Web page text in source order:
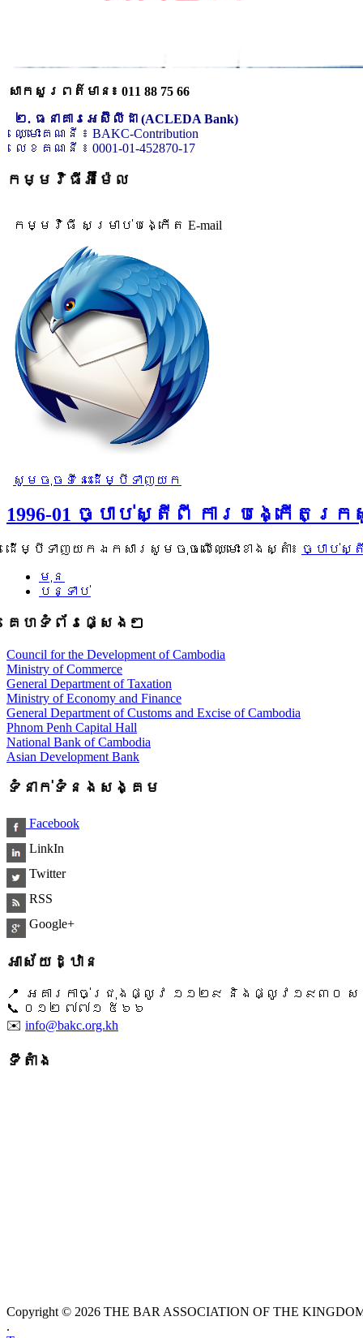
សាកសួរពត៌មាន៖ 011 88 75 66
២. ធនាគារអេស៊ីលីដា (ACLEDA Bank)
ឈ្មោះគណនី ៖ BAKC-Contribution
លេខគណនី ៖ 0001-01-452870-17
កម្មវិធីអ៊ីម៉ែល
កម្មវិធី សម្រាប់បង្កើត E-mail
សូមចុចទីនេះដើម្បីទាញយក
1996-01 ច្បាប់ស្តីពី ការបង្កើ
ដើម្បីទាញយកឯកសារសូមចុចលើឈ្មោះខាងស្តាំ៖ ច្បាប់ស្
មុន
បន្ទាប់
គេហទំព័រផ្សេងៗ
Council for the Development of Cambodia
Ministry of Commerce
General Department of Taxation
Ministry of Economy and Finance
General Department of Customs and Excise of Cambodia
Phnom Penh Capital Hall
National Bank of Cambodia
Asian Development Bank
ទំនាក់ទំនងសង្គម
Facebook
LinkIn
Twitter
RSS
Google+
អាស័យដ្ឋាន
📍 អគារកាច់ជ្រុងផ្លូវ ១១២៩ និងផ្លូវ១៩៣០ ស
📞 ​០១២ ៧៧១ ៥៦៦
✉️ info@bakc.org.kh
ទីតាំង
Copyright © 2026 THE BAR ASSOCIATION OF THE
.